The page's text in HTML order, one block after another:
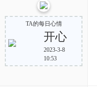
TA的每日心情
开心
2023-3-8
10:53